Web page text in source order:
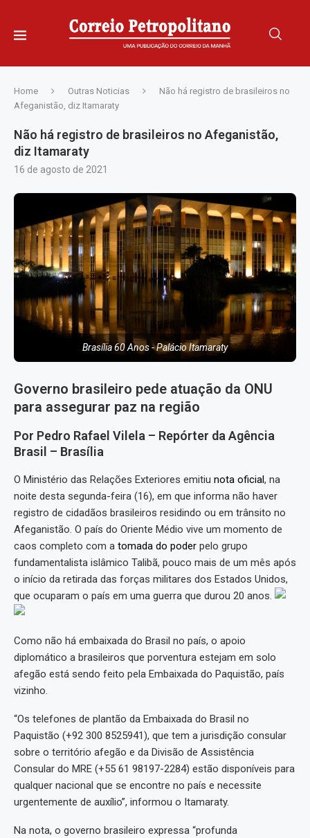
Home Outras Noticias
Não há registro de brasileiros no
Afeganistão, diz Itamaraty
Não há registro de brasileiros no Afeganistão,
diz Itamaraty
16 de agosto de 2021
Brasília 60 Anos - Palácio Itamaraty
Governo brasileiro pede atuação da ONU
para assegurar paz na região
Por Pedro Rafael Vilela – Repórter da Agência
Brasil – Brasília
O Ministério das Relações Exteriores emitiu nota oficial, na
noite desta segunda-feira (16), em que informa não haver
registro de cidadãos brasileiros residindo ou em trânsito no
Afeganistão. O país do Oriente Médio vive um momento de
caos completo com a tomada do poder pelo grupo
fundamentalista islâmico Talibã, pouco mais de um mês após
o início da retirada das forças militares dos Estados Unidos,
que ocuparam o país em uma guerra que durou 20 anos.
Como não há embaixada do Brasil no país, o apoio
diplomático a brasileiros que porventura estejam em solo
afegão está sendo feito pela Embaixada do Paquistão, país
vizinho.
“Os telefones de plantão da Embaixada do Brasil no
Paquistão (+92 300 8525941), que tem a jurisdição consular
sobre o território afegão e da Divisão de Assistência
Consular do MRE (+55 61 98197-2284) estão disponíveis para
qualquer nacional que se encontre no país e necessite
urgentemente de auxílio”, informou o Itamaraty.
Na nota, o governo brasileiro expressa “profunda